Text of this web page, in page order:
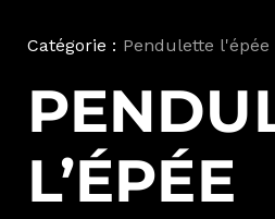
Catégorie : Pendulette l'épée
L’ÉPÉE